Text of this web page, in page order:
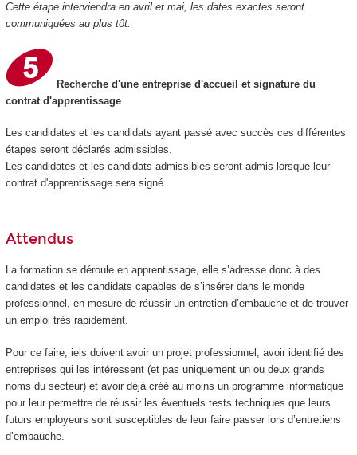
Cette étape interviendra en avril et mai, les dates exactes seront
communiquées au plus tôt.
Recherche d'une entreprise d'accueil et signature du
contrat d'apprentissage
Les candidates et les candidats ayant passé avec succès ces différentes
étapes seront déclarés admissibles.
Les candidates et les candidats admissibles seront admis lorsque leur
contrat d'apprentissage sera signé.
Attendus
La formation se déroule en apprentissage, elle s’adresse donc à des
candidates et les candidats capables de s’insérer dans le monde
professionnel, en mesure de réussir un entretien d’embauche et de trouver
un emploi très rapidement.
Pour ce faire, iels doivent avoir un projet professionnel, avoir identifié des
entreprises qui les intéressent (et pas uniquement un ou deux grands
noms du secteur) et avoir déjà créé au moins un programme informatique
pour leur permettre de réussir les éventuels tests techniques que leurs
futurs employeurs sont susceptibles de leur faire passer lors d’entretiens
d’embauche.